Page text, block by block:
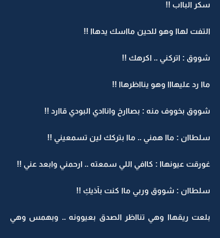
سكر البااب !!
التفت لهاا وهو للحين مااسك يدهاا !!
شووق : اتركني .. اكرهك !!
ماا رد عليهااا وهو ينااظرهاا !!
شووق بخووف منه : بصاارخ واناادي البودي قاارد !!
سلطاان : ماا همني .. ماا بتركك لين تسمعيني !!
غورقت عيونهاا : كاافي اللي سمعته .. ارحمني وابعد عني !!
سلطاان : شووق وربي ماا كنت بآذيكِ !!
بلعت ريقهاا وهي تنااظر الصدق بعيوونه .. وبهمس وهي